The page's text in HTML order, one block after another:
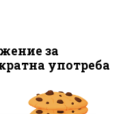
за
употреба